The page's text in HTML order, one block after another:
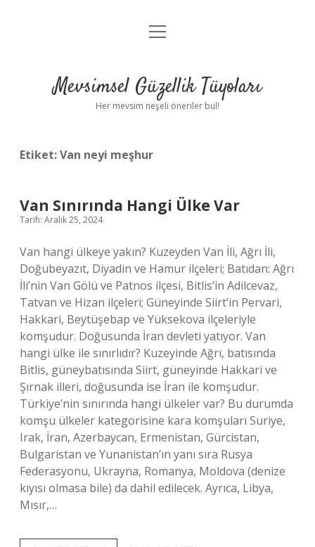
Anasayfa
Yasal Uyarı
menüyü
Mevsimsel Güzellik Tüyoları
Her mevsim neşeli öneriler bul!
Etiket:Van neyi meşhur
Van Sınırında Hangi Ülke Var
Tarih: Aralık 25, 2024
Van hangi ülkeye yakın? Kuzeyden Van İli, Ağrı İli,
Doğubeyazıt, Diyadin ve Hamur ilçeleri; Batıdan: Ağrı
İli’nin Van Gölü ve Patnos ilçesi, Bitlis’in Adilcevaz,
Tatvan ve Hizan ilçeleri; Güneyinde Siirt’in Pervari,
Hakkari, Beytüşebap ve Yüksekova ilçeleriyle
komşudur. Doğusunda İran devleti yatıyor. Van
hangi ülke ile sınırlıdır? Kuzeyinde Ağrı, batısında
Bitlis, güneybatısında Siirt, güneyinde Hakkari ve
Şırnak illeri, doğusunda ise İran ile komşudur.
Türkiye’nin sınırında hangi ülkeler var? Bu durumda
komşu ülkeler kategorisine kara komşuları Suriye,
Irak, İran, Azerbaycan, Ermenistan, Gürcistan,
Bulgaristan ve Yunanistan’ın yanı sıra Rusya
Federasyonu, Ukrayna, Romanya, Moldova (denize
kıyısı olmasa bile) da dahil edilecek. Ayrıca, Libya,
Mısır,…